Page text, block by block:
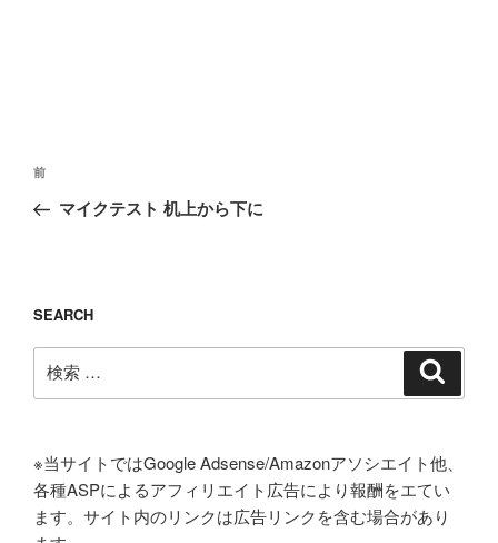
投
ナ
ー
シ
ョ
ン
過
去
前
マイクテスト 机上から下に
SEARCH
索:
※当サイトではGoogle Adsense/Amazonアソシエイト他、
各種ASPによるアフィリエイト広告により報酬をエてい
ます。サイト内のリンクは広告リンクを含む場合があり